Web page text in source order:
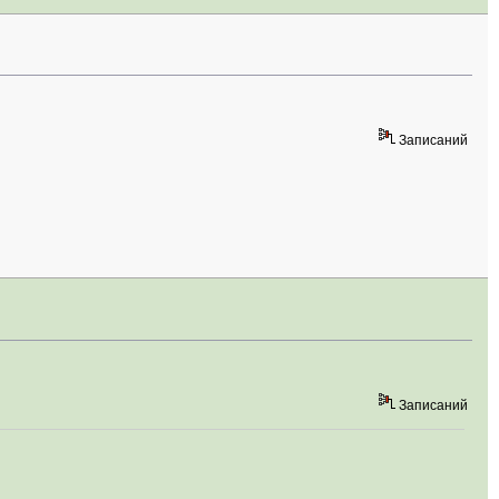
Записаний
Записаний